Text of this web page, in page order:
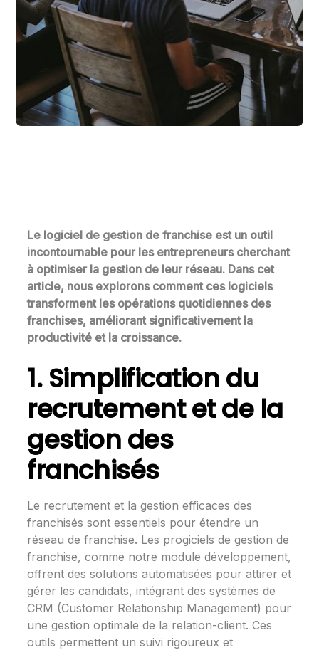
Le logiciel de gestion defranchise est un outil
incontournable pour les entrepreneurs cherchant
à optimiser la gestion de leur réseau. Dans cet
article, nous explorons comment ces logiciels
transforment les opérations quotidiennes des
franchises, améliorant significativement la
productivité et la croissance.
1. Simplification du
recrutement et de la
gestion des
franchisés
Le recrutement et la gestion efficaces des
franchisés sont essentiels pour étendre un
réseau de franchise. Les progiciels de gestion de
franchise, comme notre moduledéveloppement,
offrent des solutions automatisées pour attirer et
gérer les candidats, intégrant des systèmes de
CRM (Customer Relationship Management) pour
une gestion optimale de la relation-client. Ces
outils permettent un suivi rigoureux et